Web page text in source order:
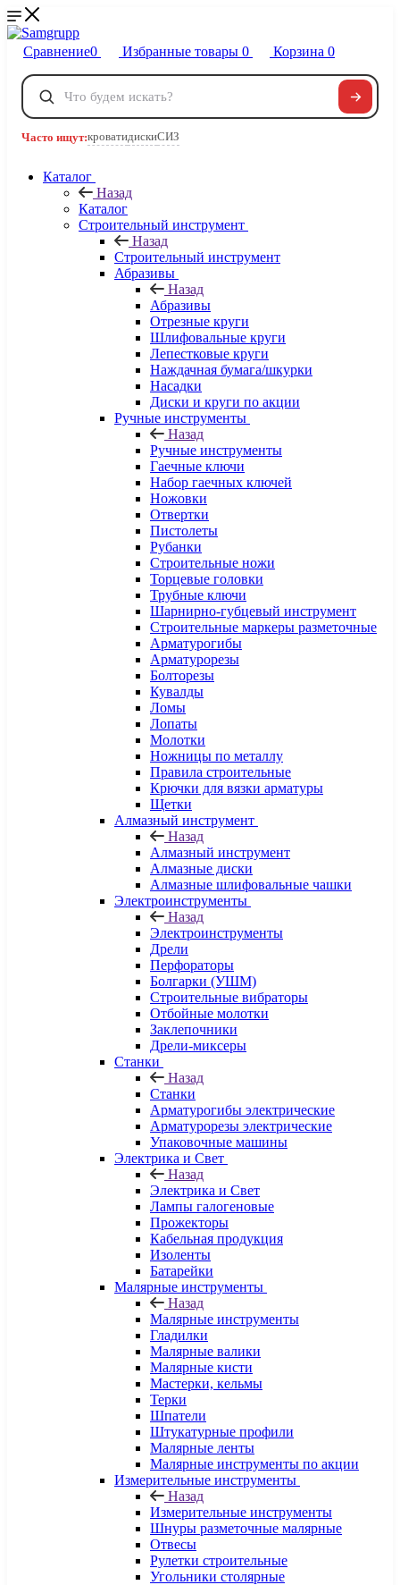
Сравнение0 Избранные товары 0 Корзина 0
Телефоны
8 800 222-40-09
Часто ищут:кроватидискиСИЗ
Каталог
Назад
Каталог
Строительный инструмент
Назад
Строительный инструмент
Абразивы
Назад
Абразивы
Отрезные круги
Шлифовальные круги
Лепестковые круги
Наждачная бумага/шкурки
Насадки
Диски и круги по акции
Ручные инструменты
Назад
Ручные инструменты
Гаечные ключи
Набор гаечных ключей
Ножовки
Отвертки
Пистолеты
Рубанки
Строительные ножи
Торцевые головки
Трубные ключи
Шарнирно-губцевый инструмент
Строительные маркеры разметочные
Арматурогибы
Арматурорезы
Болторезы
Кувалды
Ломы
Лопаты
Молотки
Ножницы по металлу
Правила строительные
Крючки для вязки арматуры
Щетки
Алмазный инструмент
Назад
Алмазный инструмент
Алмазные диски
Алмазные шлифовальные чашки
Электроинструменты
Назад
Электроинструменты
Дрели
Перфораторы
Болгарки (УШМ)
Строительные вибраторы
Отбойные молотки
Заклепочники
Дрели-миксеры
Станки
Назад
Станки
Арматурогибы электрические
Арматурорезы электрические
Упаковочные машины
Электрика и Свет
Назад
Электрика и Свет
Лампы галогеновые
Прожекторы
Кабельная продукция
Изоленты
Батарейки
Малярные инструменты
Назад
Малярные инструменты
Гладилки
Малярные валики
Малярные кисти
Мастерки, кельмы
Терки
Шпатели
Штукатурные профили
Малярные ленты
Малярные инструменты по акции
Измерительные инструменты
Назад
Измерительные инструменты
Шнуры разметочные малярные
Отвесы
Рулетки строительные
Угольники столярные